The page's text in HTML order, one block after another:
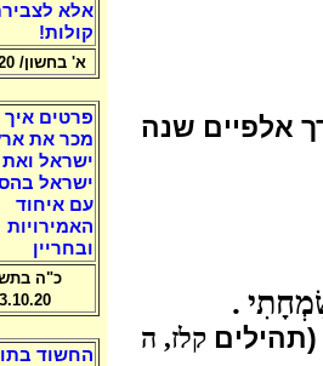
אלפיים שנה
.
קלז, ה
אלא
קולות!
א' בחשון/ 19.10.20
פרטים איך
מכר את
ישראל
ישראל
עם איחוד
האמירויות
ובחריין
כ"ה
החשוד